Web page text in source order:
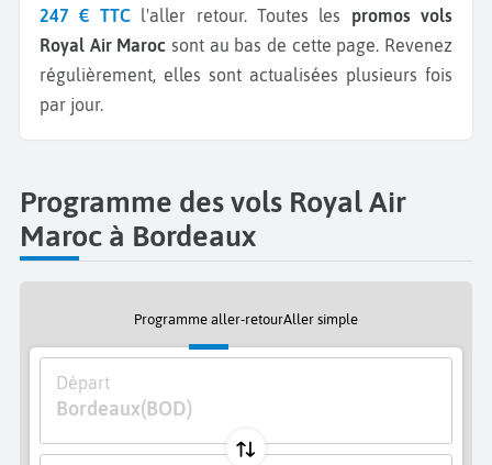
247 € TTCl'aller retour. Toutes les promos vols
Royal Air Maroc sont au bas de cette page. Revenez
régulièrement, elles sont actualisées plusieurs fois
par jour.
Programme des vols Royal Air
Maroc à Bordeaux
Programme aller-retourAller simple
Départ
Bordeaux(BOD)